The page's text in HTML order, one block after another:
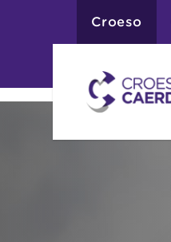
Croeso